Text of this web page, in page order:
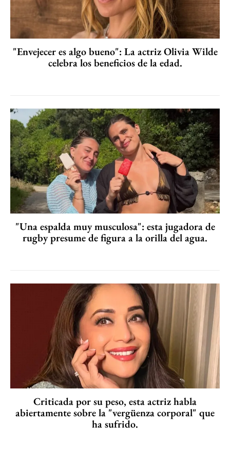
"Envejecer es algo bueno": La actriz Olivia Wilde
celebra los beneficios de la edad.
"Una espalda muy musculosa": esta jugadora de
rugby presume de figura a la orilla del agua.
Criticada por su peso, esta actriz habla
abiertamente sobre la "vergüenza corporal" que
ha sufrido.